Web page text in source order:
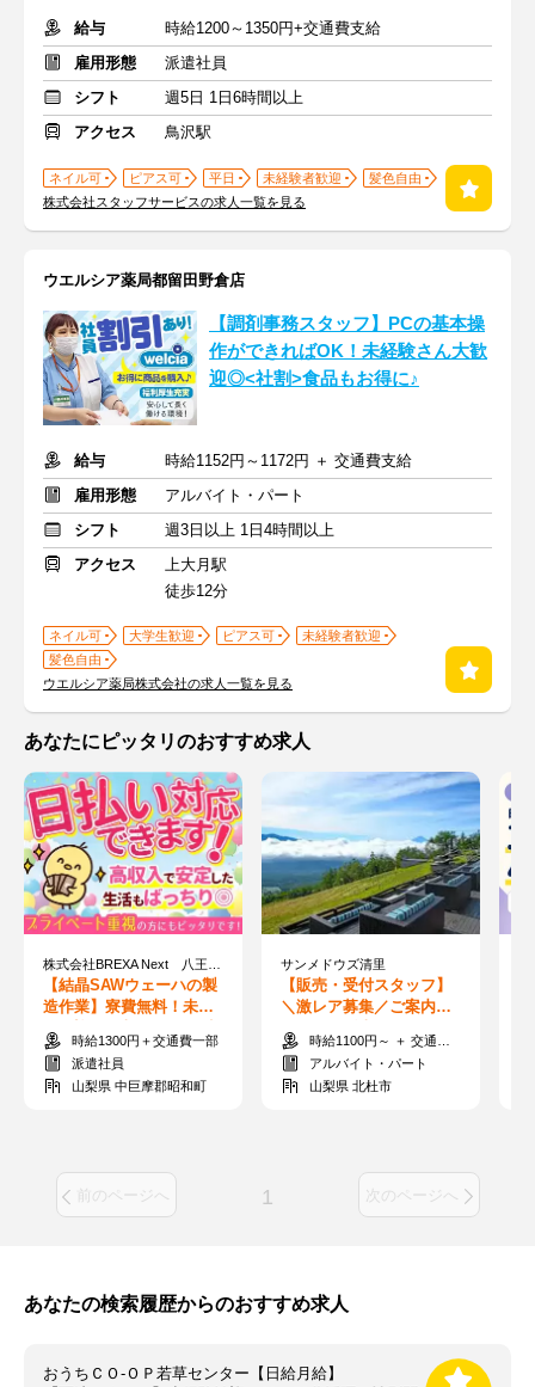
給与
時給1200～1350円+交通費支給
雇用形態
派遣社員
シフト
週5日 1日6時間以上
アクセス
鳥沢駅
ネイル可 ピアス可 平日 未経験者歓迎
髪色自由
株式会社スタッフサービスの求人一覧を見る
ウエルシア薬局都留田野倉店
【調剤事務スタッフ】PCの基本操
作ができればOK！未経験さん大歓
迎◎<社割>食品もお得に♪
給与
時給1152円～1172円 ＋ 交通費支給
雇用形態
アルバイト・パート
シフト
週3日以上 1日4時間以上
アクセス
上大月駅
徒歩12分
ネイル可 大学生歓迎 ピアス可
未経験者歓迎
髪色自由
ウエルシア薬局株式会社の求人一覧を見る
あなたにピッタリのおすすめ求人
【結晶SAWウェーハの製
造作業】寮費無料！未経
験歓迎！月収例24万円以
上
時給1300円＋交通費一部
派遣社員
山梨県 中巨摩郡昭和町
サンメドウズ清里
【販売・受付スタッフ】
＼激レア募集／ご案内&
チケット販売など★週1日
～OK！学生も活躍中
時給1100円～ ＋ 交通費支給
アルバイト・パート
山梨県 北杜市
前のページへ 1 次のページへ
あなたの検索履歴からのおすすめ求人
おうちＣＯ-ＯＰ若草センター【日給月給】